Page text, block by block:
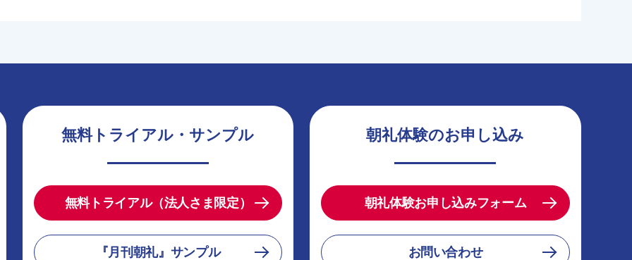
無料トライアル・サンプル
無料トライアル（法人さま限定）
『月刊朝礼』サンプル
朝礼体験のお申し込み
朝礼体験お申し込みフォーム
お問い合わせ